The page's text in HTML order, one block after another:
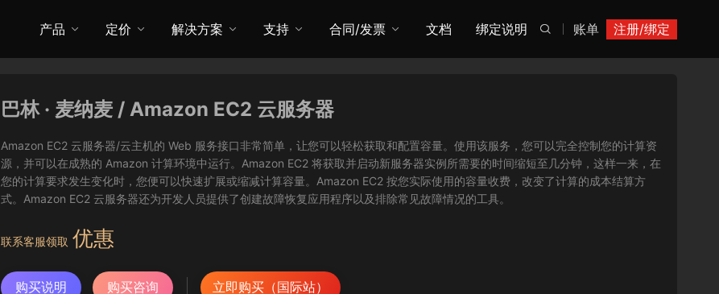
账单 注册/绑定

产品 定价 解决方案 支持 合同/发票 文档 绑定说明
巴林 · 麦纳麦 / Amazon EC2 云服务器
Amazon EC2 云服务器/云主机的 Web 服务接口非常简单，让您可以轻松获取和配置容量。使用该服务，您可以完全控制您的计算资
源，并可以在成熟的 Amazon 计算环境中运行。Amazon EC2 将获取并启动新服务器实例所需要的时间缩短至几分钟，这样一来，在
您的计算要求发生变化时，您便可以快速扩展或缩减计算容量。Amazon EC2 按您实际使用的容量收费，改变了计算的成本结算方
式。Amazon EC2 云服务器还为开发人员提供了创建故障恢复应用程序以及排除常见故障情况的工具。
联系客服领取 优惠
购买说明 购买咨询 立即购买（国际站）